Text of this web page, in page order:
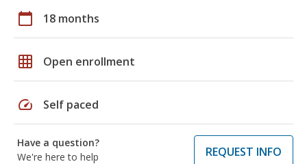
calendar_today 18 months
grid_on Open enrollment
speed Self paced
Have a question?
We're here to help
REQUEST INFO